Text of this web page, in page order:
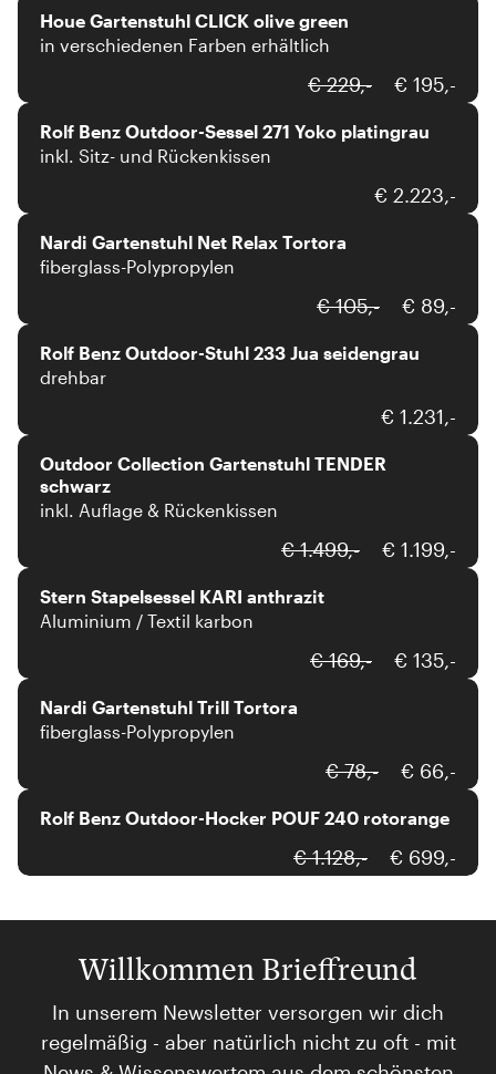
Houe Gartenstuhl CLICK olive green
in verschiedenen Farben erhältlich
€ 229,- € 195,-
Rolf Benz
Rolf Benz Outdoor-Sessel 271 Yoko platingrau
inkl. Sitz- und Rückenkissen
€ 2.223,-
Nardi
Nardi Gartenstuhl Net Relax Tortora
fiberglass-Polypropylen
€ 105,- € 89,-
Rolf Benz
Rolf Benz Outdoor-Stuhl 233 Jua seidengrau
drehbar
€ 1.231,-
outdoor collection
Outdoor Collection Gartenstuhl TENDER
schwarz
inkl. Auflage & Rückenkissen
€ 1.499,- € 1.199,-
Stern
Stern Stapelsessel KARI anthrazit
Aluminium / Textil karbon
€ 169,- € 135,-
Nardi
Nardi Gartenstuhl Trill Tortora
fiberglass-Polypropylen
€ 78,- € 66,-
Rolf Benz
Rolf Benz Outdoor-Hocker POUF 240 rotorange
€ 1.128,- € 699,-
Willkommen Brieffreund
In unserem Newsletter versorgen wir dich
regelmäßig - aber natürlich nicht zu oft - mit